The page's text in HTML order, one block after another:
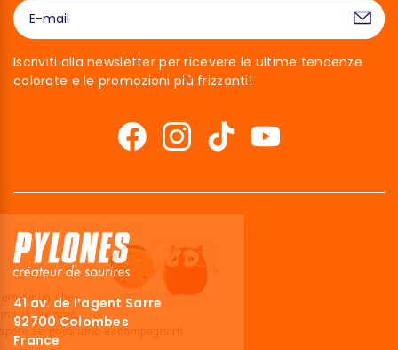
Iscriviti alla newsletter per ricevere le ultime tendenze
colorate e le promozioni più frizzanti!
41 av. de l’agent Sarre
92700 Colombes
France
Ciao siamo noi…
I Cookies!
Abbiamo aspettato di essere sicuri che
questo sito ti interessi prima di bussare,